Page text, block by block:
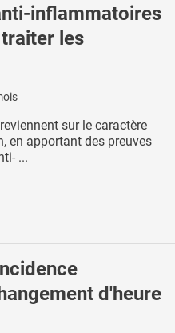
inflammatoires
les
sur le caractère
en apportant des preuves
...
d'heure